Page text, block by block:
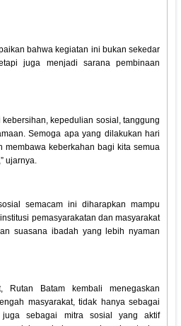
bahwa kegiatan ini bukan sekedar
juga menjadi sarana pembinaan
kepedulian sosial, tanggung
Semoga apa yang dilakukan hari
membawa keberkahan bagi kita semua
ujarnya.
semacam ini diharapkan mampu
pemasyarakatan dan masyarakat
suasana ibadah yang lebih nyaman
Rutan Batam kembali menegaskan
masyarakat, tidak hanya sebagai
juga sebagai mitra sosial yang aktif